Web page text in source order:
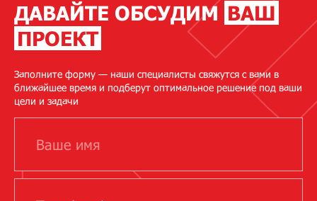
ДАВАЙТЕ ОБСУДИМ ВАШ
ПРОЕКТ
Заполните форму — наши специалисты свяжутся с вами в
ближайшее время и подберут оптимальное решение под ваши
цели и задачи